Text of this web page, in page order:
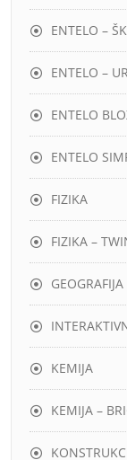
ENTELO –
ENTELO –
ENTELO
ENTELO
FIZIKA
FIZIKA –
GEOGRAFIJA
KEMIJA
KEMIJA –